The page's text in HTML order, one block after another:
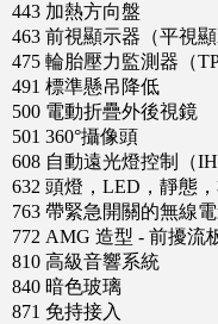
443 加熱方向盤
463 前視顯示器（平視顯
475 輪胎壓力監測器（
491 標準懸吊降低
500 電動折疊外後視鏡
501 360°攝像頭
608 自動遠光燈控制（
632 頭燈，LED，靜態
763 帶緊急開關的無線電
772 AMG 造型 - 前擾流
810 高級音響系統
840 暗色玻璃
871 免持接入